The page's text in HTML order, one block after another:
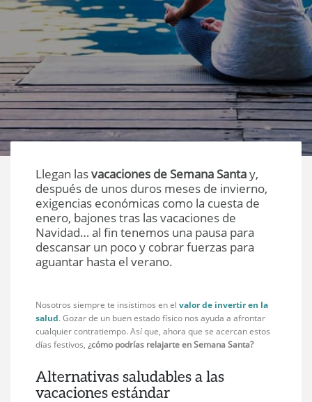
Llegan lasvacaciones de Semana Santay,
después de unos duros meses de invierno,
exigencias económicas como la cuesta de
enero, bajones tras las vacaciones de
Navidad… al fin tenemos una pausa para
descansar un poco y cobrar fuerzas para
aguantar hasta el verano.
Nosotros siempre te insistimos en elvalor de invertir en la
salud. Gozar de un buen estado físico nos ayuda a afrontar
cualquier contratiempo. Así que, ahora que se acercan estos
días festivos,¿cómo podrías relajarte en Semana Santa?
Alternativas saludables a las
vacaciones estándar